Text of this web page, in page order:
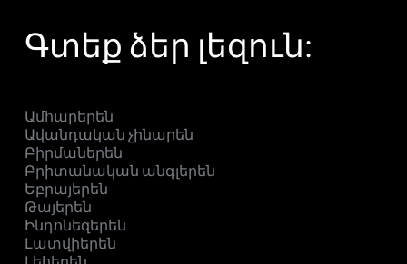
Գտեք ձեր լեզուն:
Ամհարերեն
Ավանդական չինարեն
Բիրմաներեն
Բրիտանական անգլերեն
Եբրայերեն
Թայերեն
Ինդոնեզերեն
Լատվիերեն